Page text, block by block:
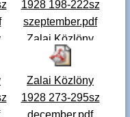
1928 198-222sz
szeptember.pdf
Zalai Közlöny
1928. 198-222.
...
Zalai Közlöny
1928 273-295sz
december.pdf